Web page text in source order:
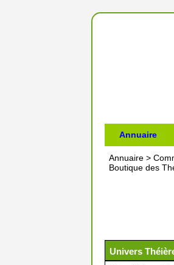
Annuaire
Annuaire >
Boutique des
Univers